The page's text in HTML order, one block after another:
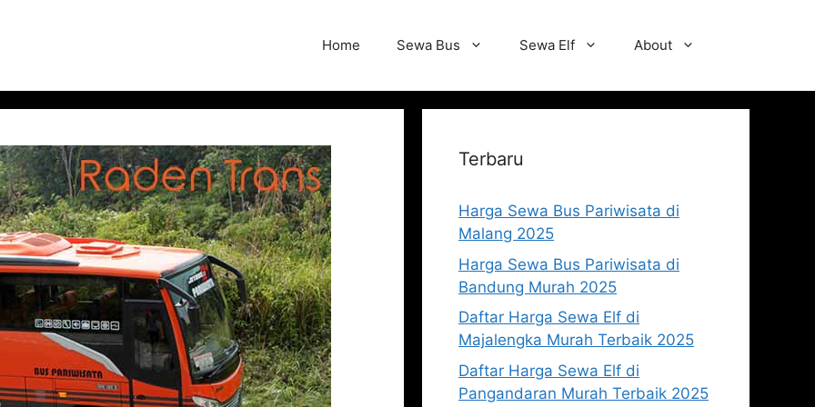
Home Sewa Bus Sewa Elf About
Terbaru
Harga Sewa Bus Pariwisata di
Malang 2025
Harga Sewa Bus Pariwisata di
Bandung Murah 2025
Daftar Harga Sewa Elf di
Majalengka Murah Terbaik 2025
Daftar Harga Sewa Elf di
Pangandaran Murah Terbaik 2025